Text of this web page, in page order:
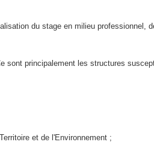
du stage en milieu professionnel,
principalement les structures
et de l'Environnement ;